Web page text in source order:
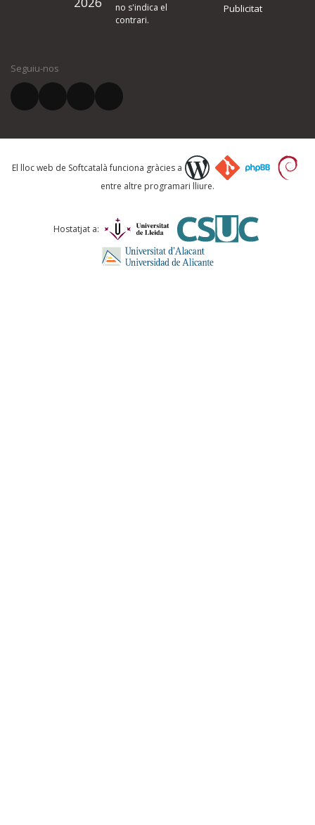
quina és la millora que proposeu o l'error del qual voleu informar-
El vostre correu electrònic *
Què proposeu?
Comentari *
no s'indica el
contrari.
Publicitat
Seguiu-nos
El lloc web de Softcatalà funciona gràcies a
entre altre programari lliure.
Hostatjat a: